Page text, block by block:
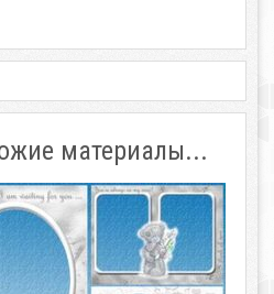
материалы...